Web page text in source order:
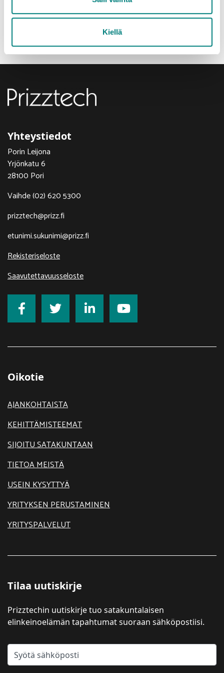
Kiellä
www.entersatakunta.fi/uusyrittaja2024(äänestyslomake
Yhteystiedot
Porin Leijona
Yrjönkatu 6
28100 Pori
Vaihde (02) 620 5300
prizztech@prizz.fi
etunimi.sukunimi@prizz.fi
Rekisteriseloste
Saavutettavuusseloste
Oikotie
AJANKOHTAISTA
KEHITTÄMISTEEMAT
SIJOITU SATAKUNTAAN
TIETOA MEISTÄ
USEIN KYSYTTYÄ
YRITYKSEN PERUSTAMINEN
YRITYSPALVELUT
Tilaa uutiskirje
Prizztechin uutiskirje tuo satakuntalaisen
elinkeinoelämän tapahtumat suoraan sähköpostiisi.